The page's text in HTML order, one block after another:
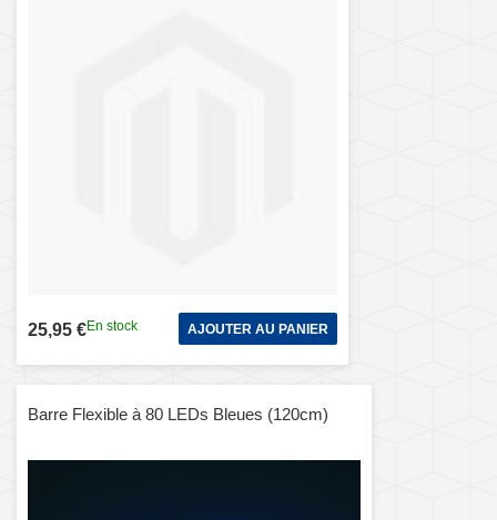
25,95 €En stock AJOUTER AU PANIER
Barre Flexible à 80 LEDs Bleues (120cm)